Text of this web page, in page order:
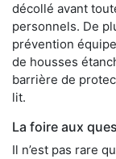
décollé avant
personnels. De
prévention
de housses
barrière de
lit.
La foire aux
Il n’est pas rare